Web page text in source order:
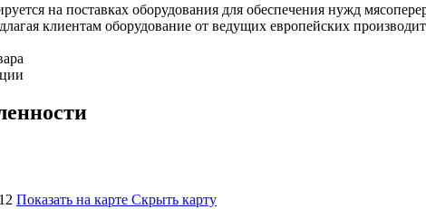
на поставках оборудования для обеспечения нужд
клиентам оборудование от ведущих европейских
Показать на карте Скрыть карту